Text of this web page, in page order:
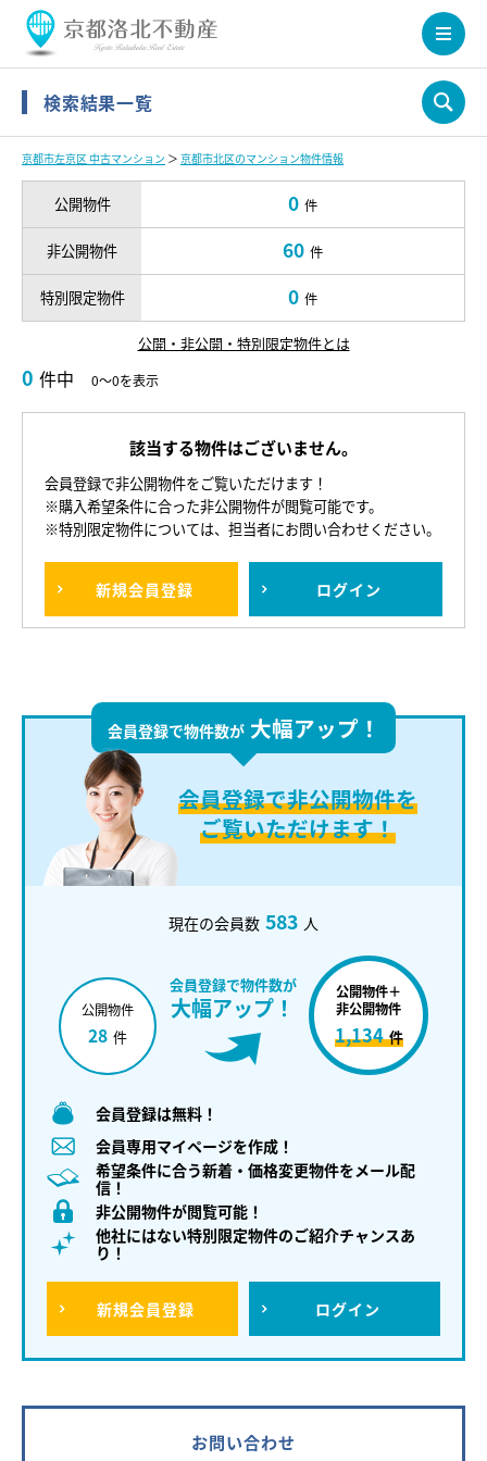
検索結果一覧
京都市左京区 中古マンション ＞ 京都市北区のマンション物件情報
公開物件 0 件
非公開物件 60 件
特別限定物件 0 件
公開・非公開・特別限定物件とは
0 件中 0～0を表示
該当する物件はございません。
会員登録で非公開物件をご覧いただけます！
※購入希望条件に合った非公開物件が閲覧可能です。
※特別限定物件については、担当者にお問い合わせください。
新規会員登録 ログイン
会員登録で物件数が 大幅アップ！
会員登録で非公開物件を
ご覧いただけます！
現在の会員数 583 人
会員登録で物件数が
大幅アップ！
公開物件
28 件
公開物件＋
非公開物件
1,134 件
会員登録は無料！
会員専用マイページを作成！
希望条件に合う新着・価格変更物件をメール配
信！
非公開物件が閲覧可能！
他社にはない特別限定物件のご紹介チャンスあ
り！
新規会員登録 ログイン
お問い合わせ